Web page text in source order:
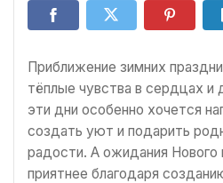
Приближение зимних
тёплые чувства в сердцах и
эти дни особенно хочется
создать уют и подарить
радости. А ожидания
приятнее благодаря